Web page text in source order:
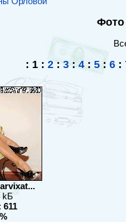
: 1 : 2 : 3 : 4 : 5 : 6 :
kБ
611